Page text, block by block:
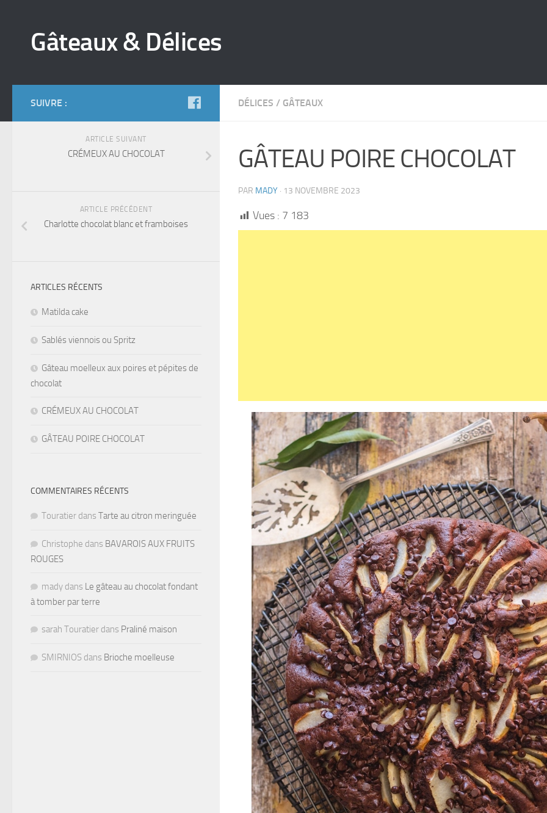
Gâteaux & Délices
DÉLICES / GÂTEAUX
GÂTEAU POIRE CHOCOLAT
PAR MADY · 13 NOVEMBRE 2023
Vues : 7 183
SUIVRE :
ARTICLE SUIVANT
CRÉMEUX AU CHOCOLAT
ARTICLE PRÉCÉDENT
Charlotte chocolat blanc et framboises
ARTICLES RÉCENTS
Matilda cake
Sablés viennois ou Spritz
Gâteau moelleux aux poires et pépites de
chocolat
CRÉMEUX AU CHOCOLAT
GÂTEAU POIRE CHOCOLAT
COMMENTAIRES RÉCENTS
Touratier dans Tarte au citron meringuée
Christophe dans BAVAROIS AUX FRUITS
ROUGES
mady dans Le gâteau au chocolat fondant
à tomber par terre
sarah Touratier dans Praliné maison
SMIRNIOS dans Brioche moelleuse